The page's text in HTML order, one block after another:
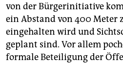
von der Bürgerinitiative
ein Abstand von 400 Meter
eingehalten wird und
geplant sind. Vor allem
formale Beteiligung der